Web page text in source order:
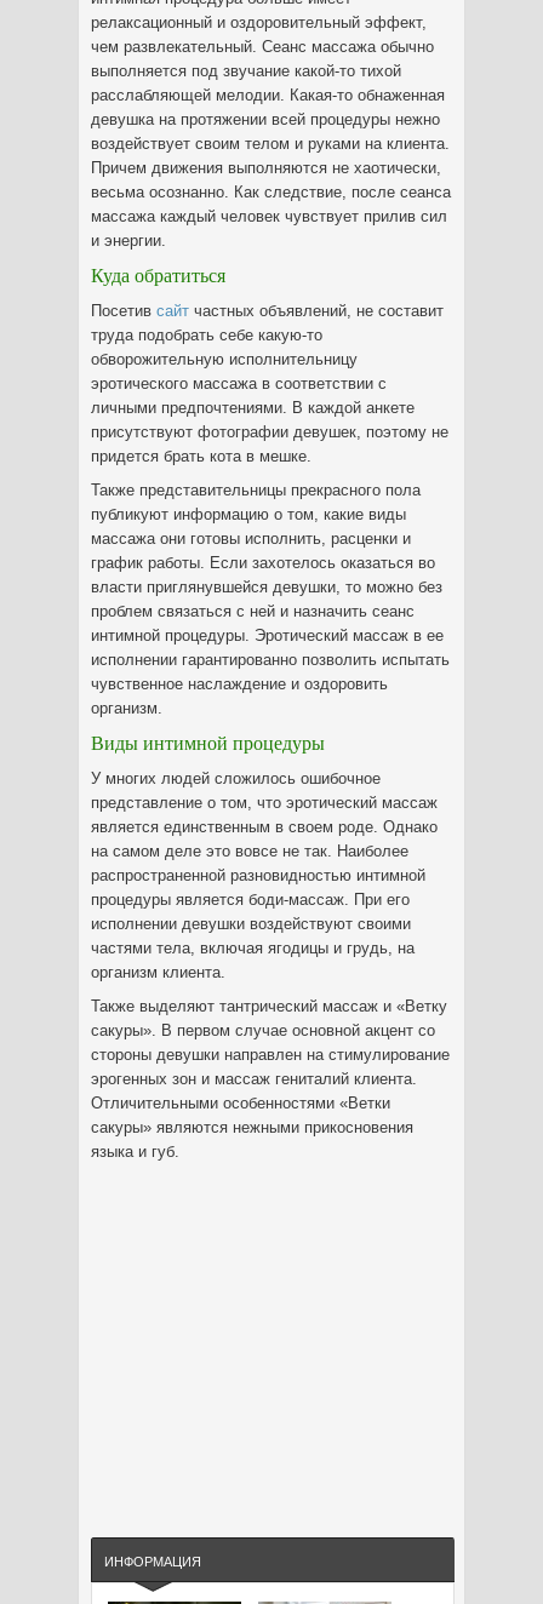
релаксационный и оздоровительный эффект,
чем развлекательный. Сеанс массажа обычно
выполняется под звучание какой-то тихой
расслабляющей мелодии. Какая-то обнаженная
девушка на протяжении всей процедуры нежно
воздействует своим телом и руками на клиента.
Причем движения выполняются не хаотически,
весьма осознанно. Как следствие, после сеанса
массажа каждый человек чувствует прилив сил
и энергии.
Куда обратиться
Посетив сайт частных объявлений, не составит
труда подобрать себе какую-то
обворожительную исполнительницу
эротического массажа в соответствии с
личными предпочтениями. В каждой анкете
присутствуют фотографии девушек, поэтому не
придется брать кота в мешке.
Также представительницы прекрасного пола
публикуют информацию о том, какие виды
массажа они готовы исполнить, расценки и
график работы. Если захотелось оказаться во
власти приглянувшейся девушки, то можно без
проблем связаться с ней и назначить сеанс
интимной процедуры. Эротический массаж в ее
исполнении гарантированно позволить испытать
чувственное наслаждение и оздоровить
организм.
Виды интимной процедуры
У многих людей сложилось ошибочное
представление о том, что эротический массаж
является единственным в своем роде. Однако
на самом деле это вовсе не так. Наиболее
распространенной разновидностью интимной
процедуры является боди-массаж. При его
исполнении девушки воздействуют своими
частями тела, включая ягодицы и грудь, на
организм клиента.
Также выделяют тантрический массаж и «Ветку
сакуры». В первом случае основной акцент со
стороны девушки направлен на стимулирование
эрогенных зон и массаж гениталий клиента.
Отличительными особенностями «Ветки
сакуры» являются нежными прикосновения
языка и губ.
ИНФОРМАЦИЯ